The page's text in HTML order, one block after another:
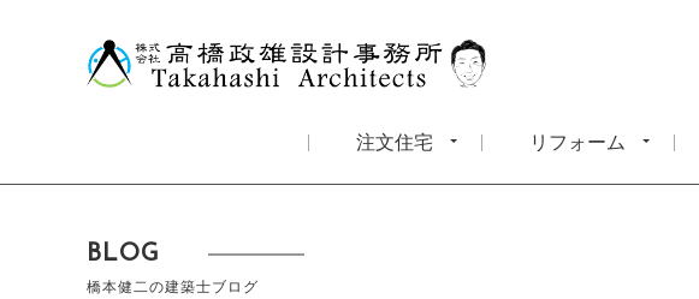
注文住宅 リフォーム
BLOG
橋本健二の建築士ブログ